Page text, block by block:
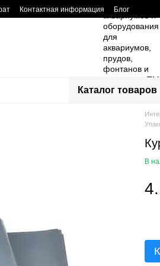
Контактная информация
Блог
Каталог товаров
В